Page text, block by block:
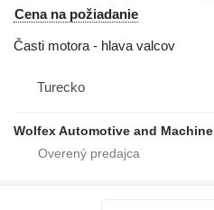
Cena na požiadanie
Časti motora - hlava valcov
Turecko
Wolfex Automotive and Machine